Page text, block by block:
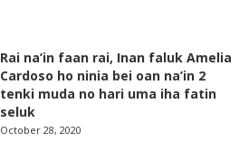
Rai na’in faan rai, Inan faluk Amelia
Cardoso ho ninia bei oan na’in 2
tenki muda no hari uma iha fatin
seluk
October 28, 2020